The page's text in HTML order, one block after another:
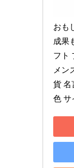
おも
成果
フト
メン
貨 名
色 サ